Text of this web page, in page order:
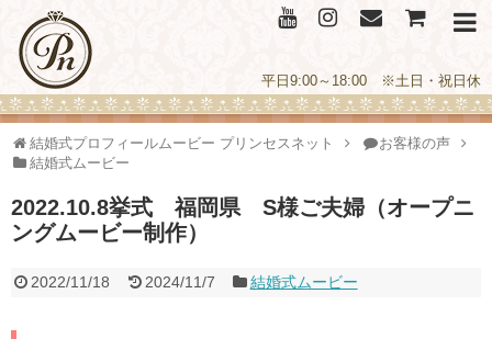
平日9:00～18:00 ※土日・祝日休
結婚式プロフィールムービー プリンセスネット
お客様の声
結婚式ムービー
2022.10.8挙式 福岡県 S様ご夫婦（オープニ
ングムービー制作）
2022/11/18 2024/11/7 結婚式ムービー